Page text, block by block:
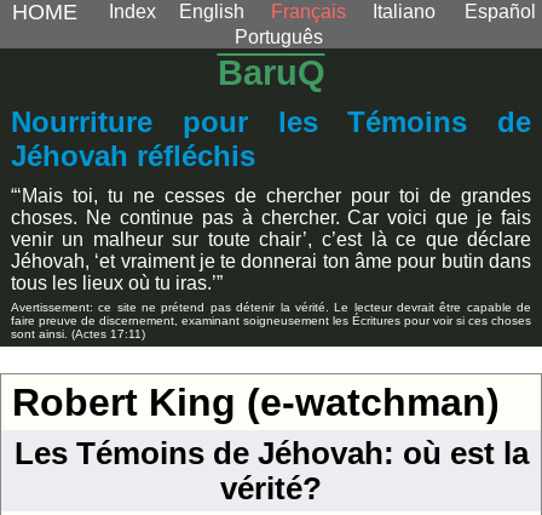
HOME Index English Français Italiano
Español
Português
BaruQ
Nourriture pour les Témoins de
Jéhovah réfléchis
“‘Mais toi, tu ne cesses de chercher pour toi de grandes
choses. Ne continue pas à chercher. Car voici que je fais
venir un malheur sur toute chair’, c’est là ce que déclare
Jéhovah, ‘et vraiment je te donnerai ton âme pour butin dans
tous les lieux où tu iras.’”
Avertissement: ce site ne prétend pas détenir la vérité. Le lecteur devrait être capable de
faire preuve de discernement, examinant soigneusement les Écritures pour voir si ces choses
sont ainsi. (Actes 17:11)
Robert King (e-watchman)
Les Témoins de Jéhovah: où est la
vérité?